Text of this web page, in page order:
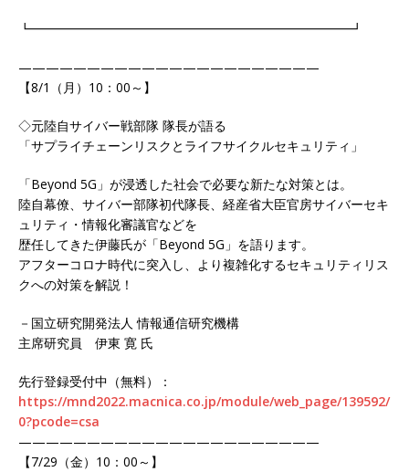
┗━━━━━━━━━━━━━━━━━━━━━━━━━┛
——————————————————————
【8/1（月）10：00～】
◇元陸自サイバー戦部隊 隊長が語る
「サプライチェーンリスクとライフサイクルセキュリティ」
「Beyond 5G」が浸透した社会で必要な新たな対策とは。
陸自幕僚、サイバー部隊初代隊長、経産省大臣官房サイバーセキ
ュリティ・情報化審議官などを
歴任してきた伊藤氏が「Beyond 5G」を語ります。
アフターコロナ時代に突入し、より複雑化するセキュリティリス
クへの対策を解説！
－国立研究開発法人 情報通信研究機構
主席研究員 伊東 寛 氏
先行登録受付中（無料）：
https://mnd2022.macnica.co.jp/module/web_page/139592/
0?pcode=csa
——————————————————————
【7/29（金）10：00～】